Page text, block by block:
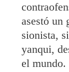
asestó un
sionista,
yanqui,
el mundo.